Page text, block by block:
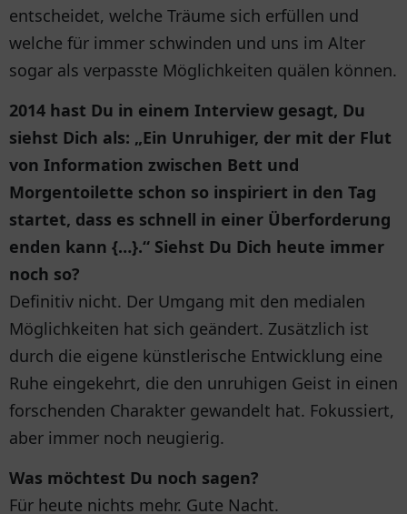
entscheidet, welche Träume sich erfüllen und
welche für immer schwinden und uns im Alter
sogar als verpasste Möglichkeiten quälen können.
2014 hast Du in einem Interview gesagt, Du
siehst Dich als: „Ein Unruhiger, der mit der Flut
von Information zwischen Bett und
Morgentoilette schon so inspiriert in den Tag
startet, dass es schnell in einer Überforderung
enden kann {…}.“ Siehst Du Dich heute immer
noch so?
Definitiv nicht. Der Umgang mit den medialen
Möglichkeiten hat sich geändert. Zusätzlich ist
durch die eigene künstlerische Entwicklung eine
Ruhe eingekehrt, die den unruhigen Geist in einen
forschenden Charakter gewandelt hat. Fokussiert,
aber immer noch neugierig.
Was möchtest Du noch sagen?
Für heute nichts mehr. Gute Nacht.